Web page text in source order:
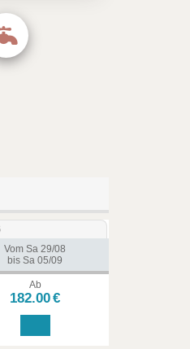
Vom Sa 29/08
bis Sa 05/09
Ab
182.00€